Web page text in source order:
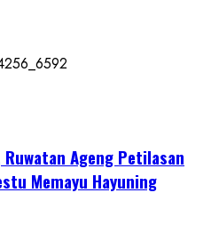
Ageng Petilasan
Memayu Hayuning